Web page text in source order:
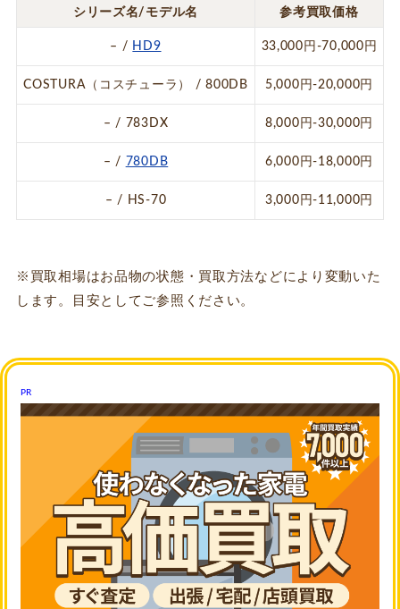
シリーズ名/モデル名 参考買取価格
– / HD9 33,000円-70,000円
COSTURA（コスチューラ） / 800DB 5,000円-20,000円
– / 783DX 8,000円-30,000円
– / 780DB 6,000円-18,000円
– / HS-70 3,000円-11,000円
※買取相場はお品物の状態・買取方法などにより変動いた
します。目安としてご参照ください。
PR